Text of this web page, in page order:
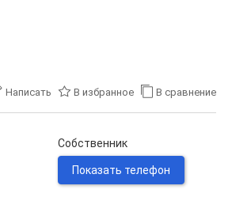
Написать В избранное В сравнение
Собственник
Показать телефон